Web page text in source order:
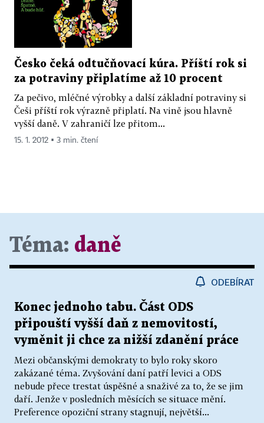
Česko čeká odtučňovací kúra. Příští rok si
za potraviny připlatíme až 10 procent
Za pečivo, mléčné výrobky a další základní potraviny si
Češi příští rok výrazně připlatí. Na vině jsou hlavně
vyšší daně. V zahraničí lze přitom...
15. 1. 2012 ▪ 3 min. čtení
Téma: daně
ODEBÍRAT
Konec jednoho tabu. Část ODS
připouští vyšší daň z nemovitostí,
vyměnit ji chce za nižší zdanění práce
Mezi občanskými demokraty to bylo roky skoro
zakázané téma. Zvyšování daní patří levici a ODS
nebude přece trestat úspěšné a snaživé za to, že se jim
daří. Jenže v posledních měsících se situace mění.
Preference opoziční strany stagnují, největší...